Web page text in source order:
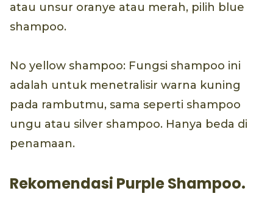
atau unsur oranye atau merah, pilih blue
shampoo.
No yellow shampoo: Fungsi shampoo ini
adalah untuk menetralisir warna kuning
pada rambutmu, sama seperti shampoo
ungu atau silver shampoo. Hanya beda di
penamaan.
Rekomendasi Purple Shampoo.